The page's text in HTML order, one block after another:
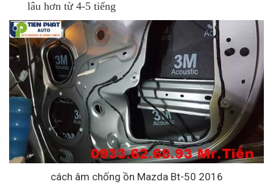
lâu hơn từ 4-5 tiếng
cách âm chống ồn Mazda Bt-50 2016